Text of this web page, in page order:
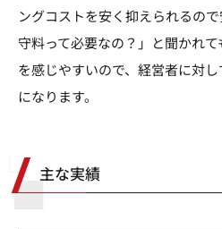
ングコストを安く抑えられるの
守料って必要なの？」と聞かれ
を感じやすいので、経営者に対
になります。
主な実績